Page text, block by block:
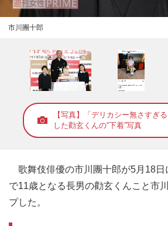
市川團十郎
【写真】「デリカシー無さすぎ
した勸玄くんの“下着”写真
歌舞伎俳優の市川團十郎が5月18日
で11歳となる長男の勸玄くんこと市
プした。